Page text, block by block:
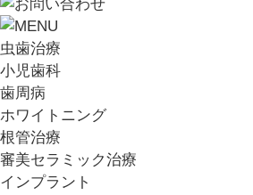
虫歯治療
小児歯科
歯周病
ホワイトニング
根管治療
審美セラミック治療
インプラント